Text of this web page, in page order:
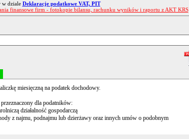
w dziale Deklaracje podatkowe VAT, PIT
finansowe firm - fotokopie bilansu, rachunku wyników i raportu z AKT KRS
miesięczną na podatek dochodowy.
dla podatników:
działalność gospodarczą
z najmu, podnajmu lub dzierżawy oraz innych umów o podobnym